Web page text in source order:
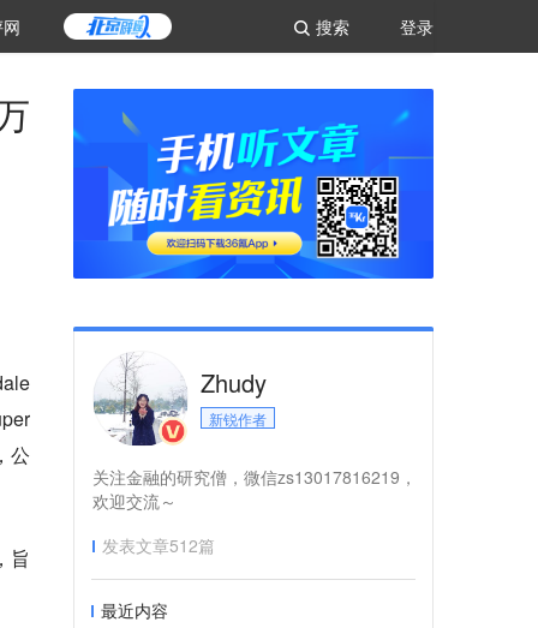
登录
搜索
公
旨
Zhudy
新锐作者
关注金融的研究僧，微信zs13017816219，
欢迎交流～
发表文章512篇
最近内容